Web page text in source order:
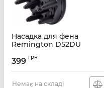
Насадка для фена
Remington D52DU
399 грн
Немає на складі